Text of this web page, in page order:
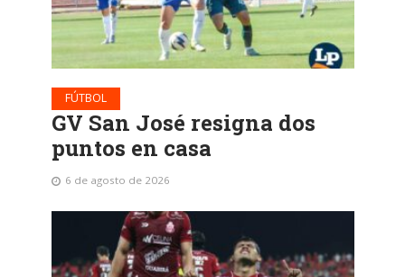
FÚTBOL
GV San José resigna dos
puntos en casa
6 de agosto de 2026